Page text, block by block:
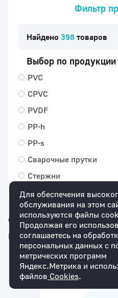
Фильтр
Найдено 398 товаров
Выбор по продукции
PVC
CPVC
PVDF
PP-h
PP-s
Сварочные прутки
Стержни
Сортировать по
Показывать по
24
Артикул:
Для обеспечения
обслуживания на этом
используются файлы
Продолжая его
соглашаетесь на
персональных данных с
метрических программ
Яндекс.Метрика и
файлов Cookies.